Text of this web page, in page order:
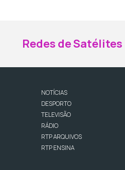
Redes de Satélites
NOTÍCIAS
DESPORTO
TELEVISÃO
RÁDIO
RTP ARQUIVOS
RTP ENSINA